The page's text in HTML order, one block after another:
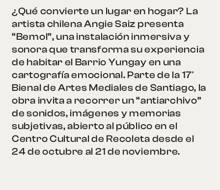
¿Qué convierte un lugar en hogar? La
artista chilena Angie Saiz presenta
“Bemol”, una instalación inmersiva y
sonora que transforma su experiencia
de habitar el Barrio Yungay en una
cartografía emocional. Parte de la 17°
Bienal de Artes Mediales de Santiago, la
obra invita a recorrer un “antiarchivo”
de sonidos, imágenes y memorias
subjetivas, abierto al público en el
Centro Cultural de Recoleta desde el
24 de octubre al 21 de noviembre.